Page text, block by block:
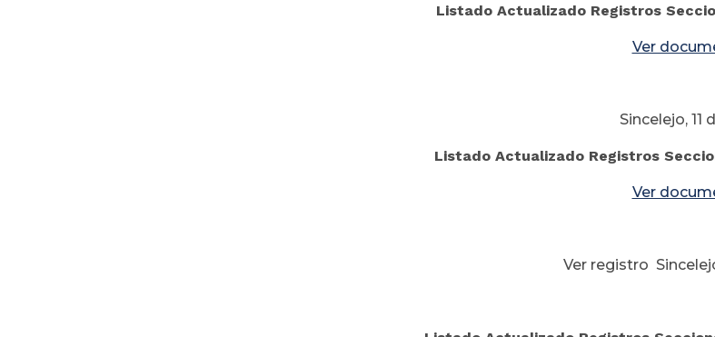
Listado Actualizado Registros
Ver
Sincelejo, 11
Listado Actualizado Registros
Ver
Ver registro